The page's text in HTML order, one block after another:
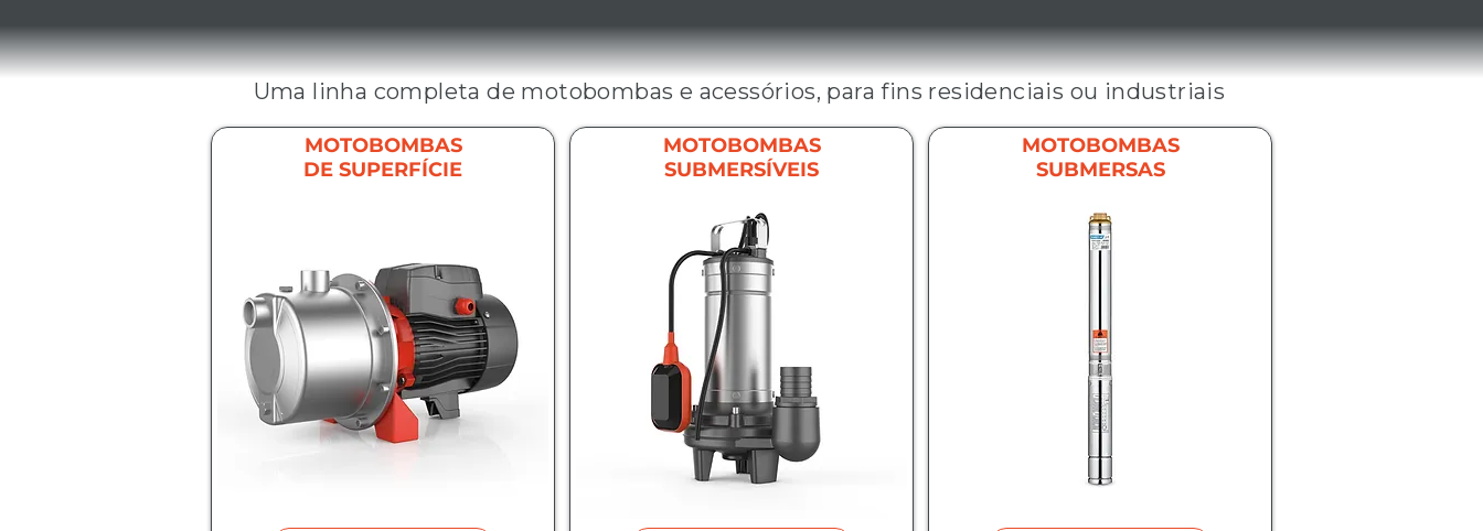
Uma linha completa de motobombas e acessórios, para fins residenciais ou industriais
MOTOBOMBAS
DE SUPERFÍCIE
MOTOBOMBAS
SUBMERSÍVEIS
MOTOBOMBAS
SUBMERSAS